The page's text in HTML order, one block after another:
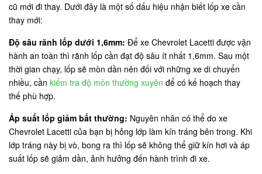
cũ mới đi thay. Dưới đây là một số dấu hiệu nhận biết lốp xe cần
thay mới:
Độ sâu rãnh lốp dưới 1,6mm: Để xe Chevrolet Lacetti được vận
hành an toàn thì rãnh lốp cần đạt độ sâu ít nhất 1,6mm. Sau một
thời gian chạy, lốp sẽ mòn dần nên đối với những xe di chuyển
nhiều, cần kiểm tra độ mòn thường xuyên để có kế hoạch thay
thế phù hợp.
Áp suất lốp giảm bất thường: Nguyên nhân có thể do xe
Chevrolet Lacetti của bạn bị hỏng lớp làm kín tráng bên trong. Khi
lớp tráng này bị vò, bong ra thì lốp sẽ không thể giữ kín hơi và áp
suất lốp sẽ giảm dần, ảnh hưởng đến hành trình đi xe.